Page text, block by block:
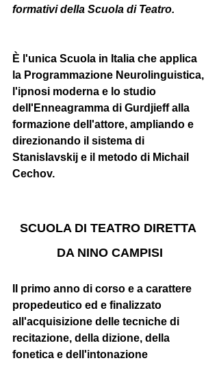
formativi della Scuola di Teatro.
È l'unica Scuola in Italia che applica
la Programmazione Neurolinguistica,
l'ipnosi moderna e lo studio
dell'Enneagramma di Gurdjieff alla
formazione dell'attore, ampliando e
direzionando il sistema di
Stanislavskij e il metodo di Michail
Cechov.
SCUOLA DI TEATRO DIRETTA
DA NINO CAMPISI
II primo anno di corso e a carattere
propedeutico ed e finalizzato
all'acquisizione delle tecniche di
recitazione, della dizione, della
fonetica e dell'intonazione